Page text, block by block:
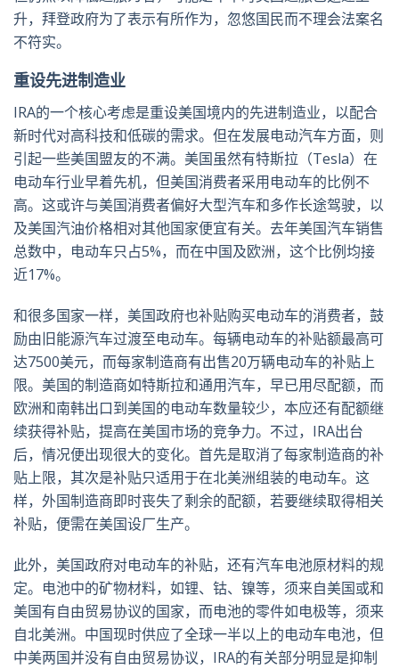
升，拜登政府为了表示有所作为，忽悠国民而不理会法案名
不符实。
重设先进制造业
IRA的一个核心考虑是重设美国境内的先进制造业，以配合
新时代对高科技和低碳的需求。但在发展电动汽车方面，则
引起一些美国盟友的不满。美国虽然有特斯拉（Tesla）在
电动车行业早着先机，但美国消费者采用电动车的比例不
高。这或许与美国消费者偏好大型汽车和多作长途驾驶，以
及美国汽油价格相对其他国家便宜有关。去年美国汽车销售
总数中，电动车只占5%，而在中国及欧洲，这个比例均接
近17%。
和很多国家一样，美国政府也补贴购买电动车的消费者，鼓
励由旧能源汽车过渡至电动车。每辆电动车的补贴额最高可
达7500美元，而每家制造商有出售20万辆电动车的补贴上
限。美国的制造商如特斯拉和通用汽车，早已用尽配额，而
欧洲和南韩出口到美国的电动车数量较少，本应还有配额继
续获得补贴，提高在美国市场的竞争力。不过，IRA出台
后，情况便出现很大的变化。首先是取消了每家制造商的补
贴上限，其次是补贴只适用于在北美洲组装的电动车。这
样，外国制造商即时丧失了剩余的配额，若要继续取得相关
补贴，便需在美国设厂生产。
此外，美国政府对电动车的补贴，还有汽车电池原材料的规
定。电池中的矿物材料，如锂、钴、镍等，须来自美国或和
美国有自由贸易协议的国家，而电池的零件如电极等，须来
自北美洲。中国现时供应了全球一半以上的电动车电池，但
中美两国并没有自由贸易协议，IRA的有关部分明显是抑制